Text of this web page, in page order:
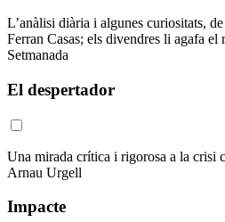
L’anàlisi diària i algunes curiositats,
Ferran Casas; els divendres li agafa
Setmanada
El despertador
Una mirada crítica i rigorosa a la crisi
Arnau Urgell
Impacte